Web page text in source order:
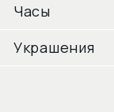
Часы
Украшения